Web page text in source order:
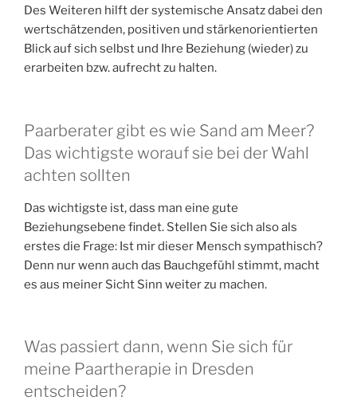
Des Weiteren hilft der systemische Ansatz dabei den
wertschätzenden, positiven und stärkenorientierten
Blick auf sich selbst und Ihre Beziehung (wieder) zu
erarbeiten bzw. aufrecht zu halten.
Paarberater gibt es wie Sand am Meer?
Das wichtigste worauf sie bei der Wahl
achten sollten
Das wichtigste ist, dass man eine gute
Beziehungsebene findet. Stellen Sie sich also als
erstes die Frage: Ist mir dieser Mensch sympathisch?
Denn nur wenn auch das Bauchgefühl stimmt, macht
es aus meiner Sicht Sinn weiter zu machen.
Was passiert dann, wenn Sie sich für
meine Paartherapie in Dresden
entscheiden?